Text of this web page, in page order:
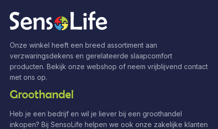
Onze winkel heeft een breed assortiment aan
verzwaringsdekens en gerelateerde slaapcomfort
producten. Bekijk onze webshop of neem vrijblijvend contact
met ons op.
Groothandel
Heb je een bedrijf en wil je liever bij een groothandel
inkopen? Bij SensoLife helpen we ook onze zakelijke klanten